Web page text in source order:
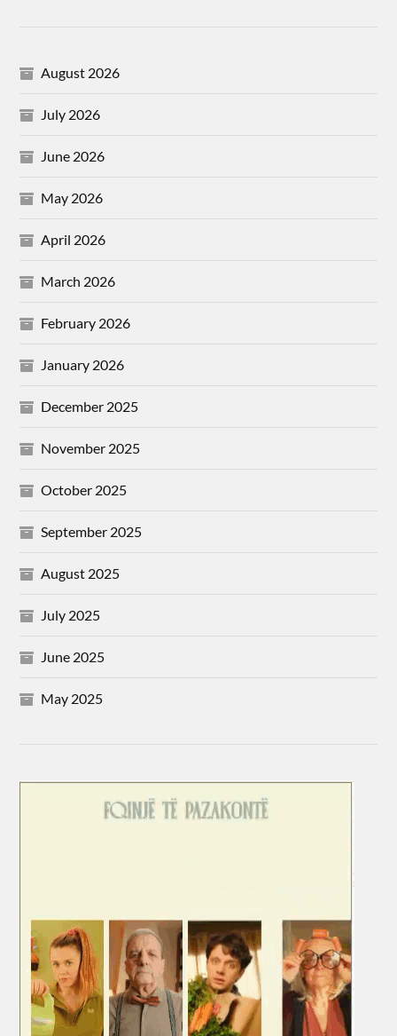
August 2026
July 2026
June 2026
May 2026
April 2026
March 2026
February 2026
January 2026
December 2025
November 2025
October 2025
September 2025
August 2025
July 2025
June 2025
May 2025